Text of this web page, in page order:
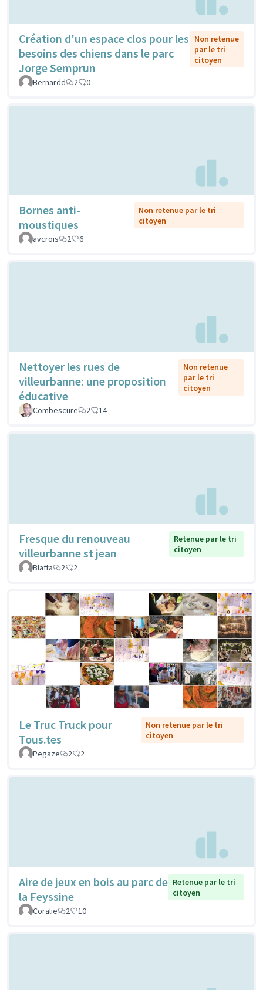
Création d'un espace clos pour les
besoins des chiens dans le parc
Jorge Semprun
Non retenue
par le tri
citoyen
Bernardd 2 0
Bornes anti-
moustiques
Non retenue par le tri
citoyen
avcrois
2 6
Nettoyer les rues de
villeurbanne: une proposition
éducative
Non retenue
par le tri
citoyen
Combescure 2 14
Fresque du renouveau
villeurbanne st jean
Retenue par le tri
citoyen
Blaffa
2 2
Le Truc Truck pour
Tous.tes
Non retenue par le tri
citoyen
Pegaze
2 2
Aire de jeux en bois au parc de
la Feyssine
Retenue par le tri
citoyen
Coralie
2 10